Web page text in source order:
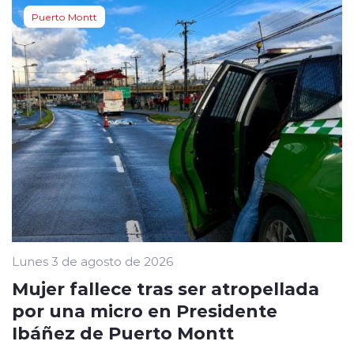
Puerto Montt
Lunes 3 de agosto de 2026
Mujer fallece tras ser atropellada
por una micro en Presidente
Ibáñez de Puerto Montt